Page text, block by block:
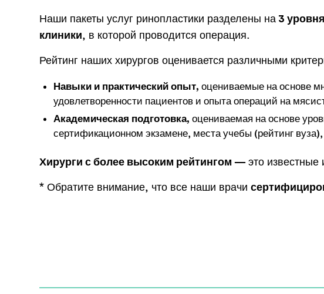
Наши пакеты услуг ринопластики разделены на 3 уровня
клиники, в которой проводится операция.
Рейтинг наших хирургов оценивается различными
Навыки и практический опыт, оцениваемые на основе
удовлетворенности пациентов и опыта операций на
Академическая подготовка, оцениваемая на основе
сертификационном экзамене, места учебы (рейтинг
Хирурги с более высоким рейтингом — это известные
* Обратите внимание, что все наши врачи